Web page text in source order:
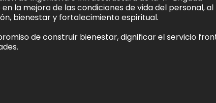
la mejora de las condiciones de vida del personal, al
bienestar y fortalecimiento espiritual.
de construir bienestar, dignificar el servicio